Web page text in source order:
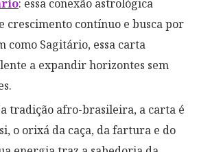
: essa conexão astrológica
crescimento contínuo e busca por
como Sagitário, essa carta
a expandir horizontes sem
tradição afro-brasileira, a carta é
o orixá da caça, da fartura e do